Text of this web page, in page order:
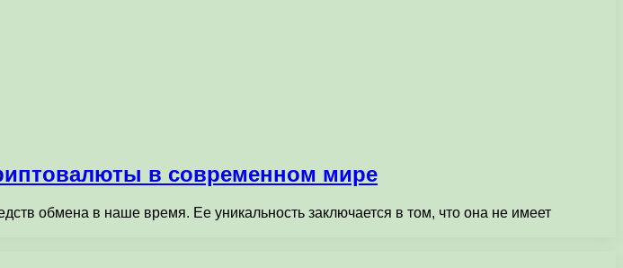
в современном мире
обмена в наше время. Ее уникальность заключается в том, что она не имеет